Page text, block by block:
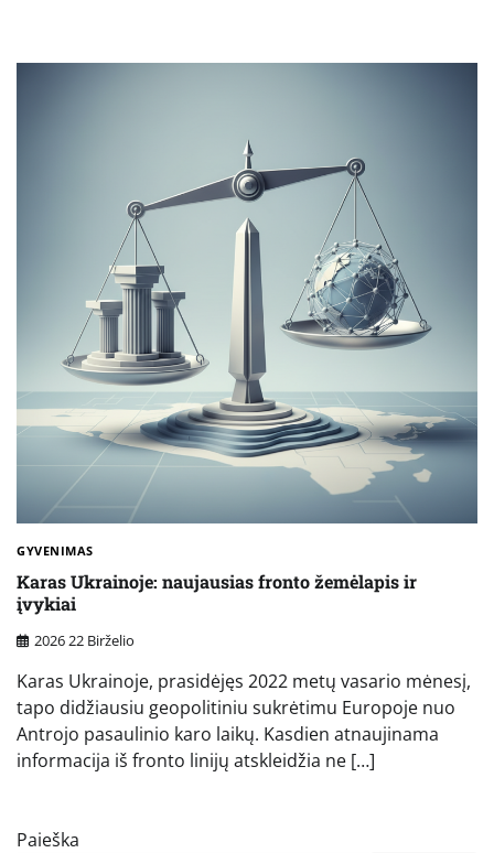
GYVENIMAS
Karas Ukrainoje: naujausias fronto žemėlapis ir
įvykiai
2026 22 Birželio
Karas Ukrainoje, prasidėjęs 2022 metų vasario mėnesį,
tapo didžiausiu geopolitiniu sukrėtimu Europoje nuo
Antrojo pasaulinio karo laikų. Kasdien atnaujinama
informacija iš fronto linijų atskleidžia ne […]
Paieška